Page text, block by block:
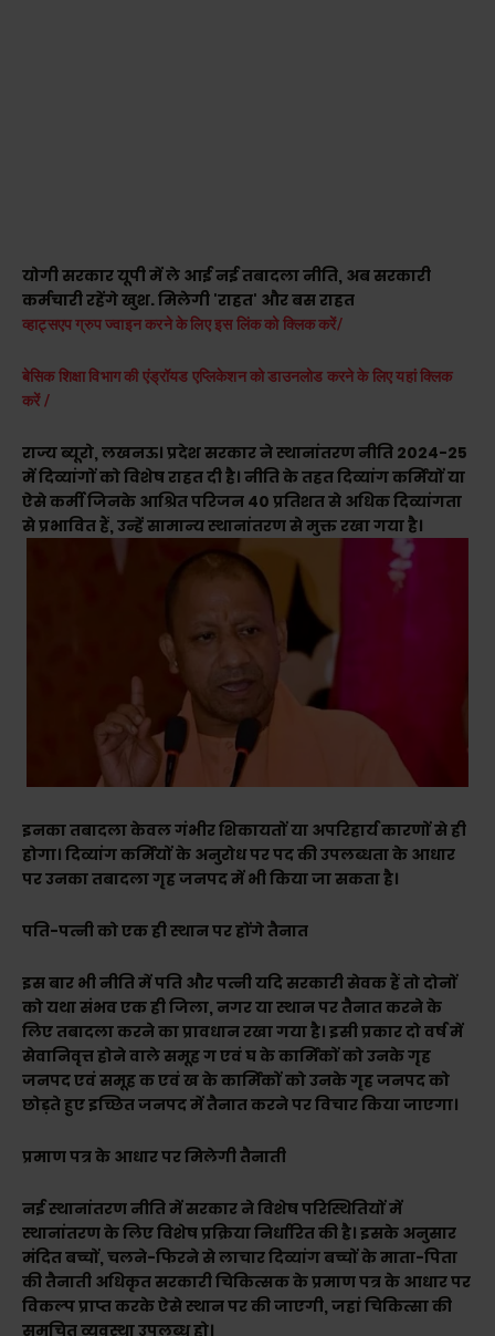
योगी सरकार यूपी में ले आई नई तबादला नीति, अब सरकारी
कर्मचारी रहेंगे खुश. मिलेगी 'राहत' और बस राहत
व्हाट्सएप ग्रुप ज्वाइन करने के लिए इस लिंक को क्लिक करें/
बेसिक शिक्षा विभाग की एंड्रॉयड एप्लिकेशन को डाउनलोड करने के लिए यहां क्लिक
करें /
राज्य ब्यूरो, लखनऊ। प्रदेश सरकार ने स्थानांतरण नीति 2024-25
में दिव्यांगों को विशेष राहत दी है। नीति के तहत दिव्यांग कर्मियों या
ऐसे कर्मी जिनके आश्रित परिजन 40 प्रतिशत से अधिक दिव्यांगता
से प्रभावित हैं, उन्हें सामान्य स्थानांतरण से मुक्त रखा गया है।
इनका तबादला केवल गंभीर शिकायतों या अपरिहार्य कारणों से ही
होगा। दिव्यांग कर्मियों के अनुरोध पर पद की उपलब्धता के आधार
पर उनका तबादला गृह जनपद में भी किया जा सकता है।
पति-पत्नी को एक ही स्थान पर होंगे तैनात
इस बार भी नीति में पति और पत्नी यदि सरकारी सेवक हैं तो दोनों
को यथा संभव एक ही जिला, नगर या स्थान पर तैनात करने के
लिए तबादला करने का प्रावधान रखा गया है। इसी प्रकार दो वर्ष में
सेवानिवृत्त होने वाले समूह ग एवं घ के कार्मिकों को उनके गृह
जनपद एवं समूह क एवं ख के कार्मिकों को उनके गृह जनपद को
छोड़ते हुए इच्छित जनपद में तैनात करने पर विचार किया जाएगा।
प्रमाण पत्र के आधार पर मिलेगी तैनाती
नई स्थानांतरण नीति में सरकार ने विशेष परिस्थितियों में
स्थानांतरण के लिए विशेष प्रक्रिया निर्धारित की है। इसके अनुसार
मंदित बच्चों, चलने-फिरने से लाचार दिव्यांग बच्चों के माता-पिता
की तैनाती अधिकृत सरकारी चिकित्सक के प्रमाण पत्र के आधार पर
विकल्प प्राप्त करके ऐसे स्थान पर की जाएगी, जहां चिकित्सा की
समुचित व्यवस्था उपलब्ध हो।